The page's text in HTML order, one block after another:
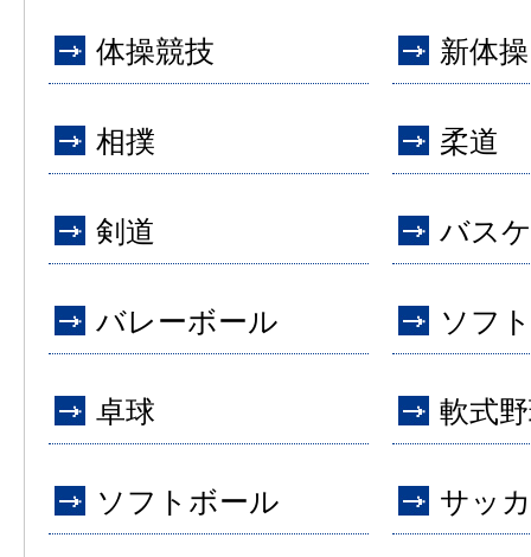
体操競技 新体操
相撲 柔道
剣道 バス
バレーボール ソフ
卓球 軟式
ソフトボール サッ